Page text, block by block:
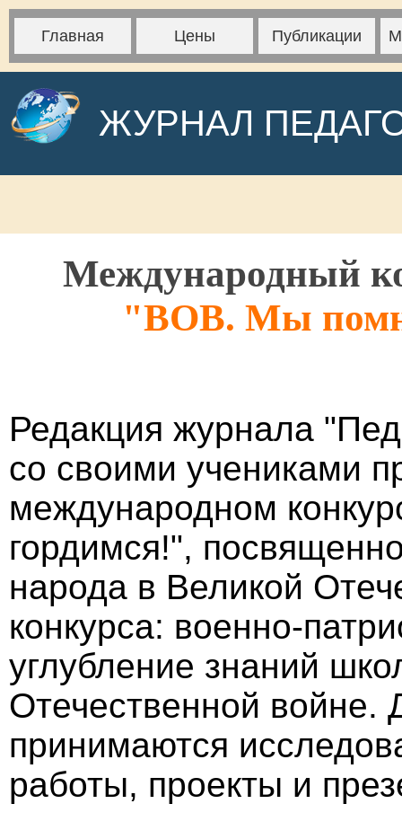
Главная Цены Публикации
ЖУРНАЛ
Международный
"ВОВ. Мы
Редакция журнала
со своими учениками
международном
гордимся!",
народа в Великой
конкурса: военно-
углубление знаний
Отечественной войне.
принимаются
работы, проекты и